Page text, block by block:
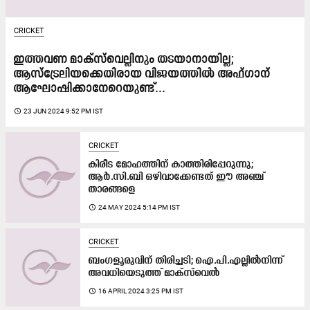
CRICKET
ഇത്തവണ മാക്സ്‍വെല്ലിനും തടയാനായില്ല;
ആസ്ട്രേലിയക്കെതിരായ വിജയത്തിൽ അഫ്ഗാന്
ആഘോഷിക്കാനേറെയുണ്ട്...
access_time 23 JUN 2024 9:52 PM IST
CRICKET
കിരീട മോഹത്തിന് കാത്തിരിപ്പേറുന്നു;
ആർ.സി.ബി ഒഴിവാക്കേണ്ടത് ഈ അഞ്ച്
താരങ്ങളെ
access_time 24 MAY 2024 5:14 PM IST
CRICKET
ബംഗളൂരുവിന് തിരിച്ചടി; ഐ.പി.എല്ലിൽനിന്ന്
അവധിയെടുത്ത് മാക്സ്‌‍വെൽ
access_time 16 APRIL 2024 3:25 PM IST